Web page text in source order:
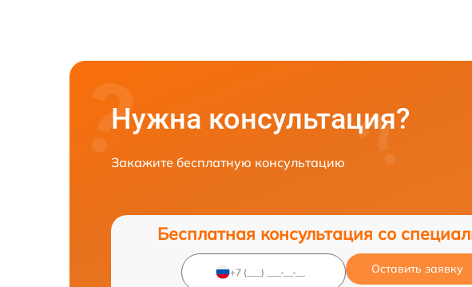
Нужна консультация?
Закажите бесплатную консультацию
Бесплатная консультация со
Оставить заявку